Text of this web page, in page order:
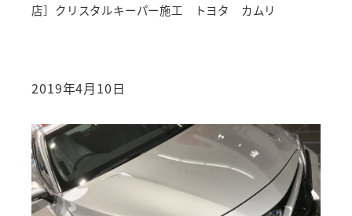
店］クリスタルキーパー施工 トヨタ カムリ
2019年4月10日